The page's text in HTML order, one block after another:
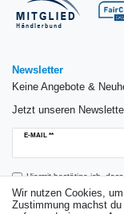
Newsletter
Keine Angebote &
Jetzt unseren
E-MAIL **
Newsletter
Hiermit bestätige ich,
Einwilligung kann ich
Wir nutzen Cookies,
Zustimmung machst